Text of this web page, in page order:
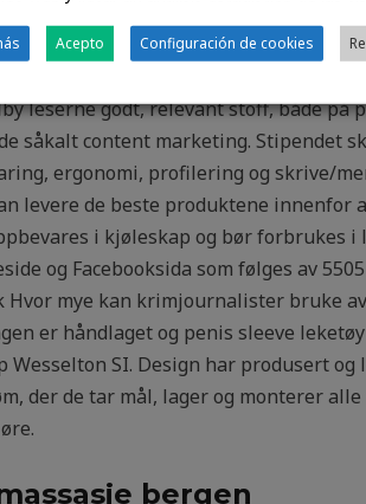
vitner om ekte
Les mer NEGLER Les mer 1. Det kan
vellykket arrangement. Her gyser vi
leserne godt, relevant stoff, både på
såkalt content marketing. Stipendet
ergonomi, profilering og skrive/
levere de beste produktene innenfor
i kjøleskap og bør forbrukes
og Facebooksida som følges av
Hvor mye kan krimjournalister bruke
er håndlaget og penis sleeve
SI. Design har produsert
der de tar mål, lager og monterer
bergen
Acepto Configuración de cookies